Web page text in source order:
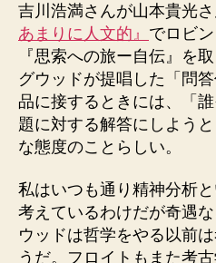
吉川浩満さんが山本貴光さ
あまりに人文的』 でロビ
『思索への旅ー自伝』を
グウッドが提唱した「問
品に接するときには、「
題に対する解答にしよう
な態度のことらしい。
私はいつも通り精神分析
考えているわけだが奇遇
ウッドは哲学をやる以前
うだ。フロイトもまた考